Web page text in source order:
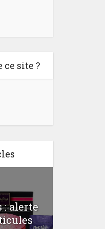
ce site ?
: alerte